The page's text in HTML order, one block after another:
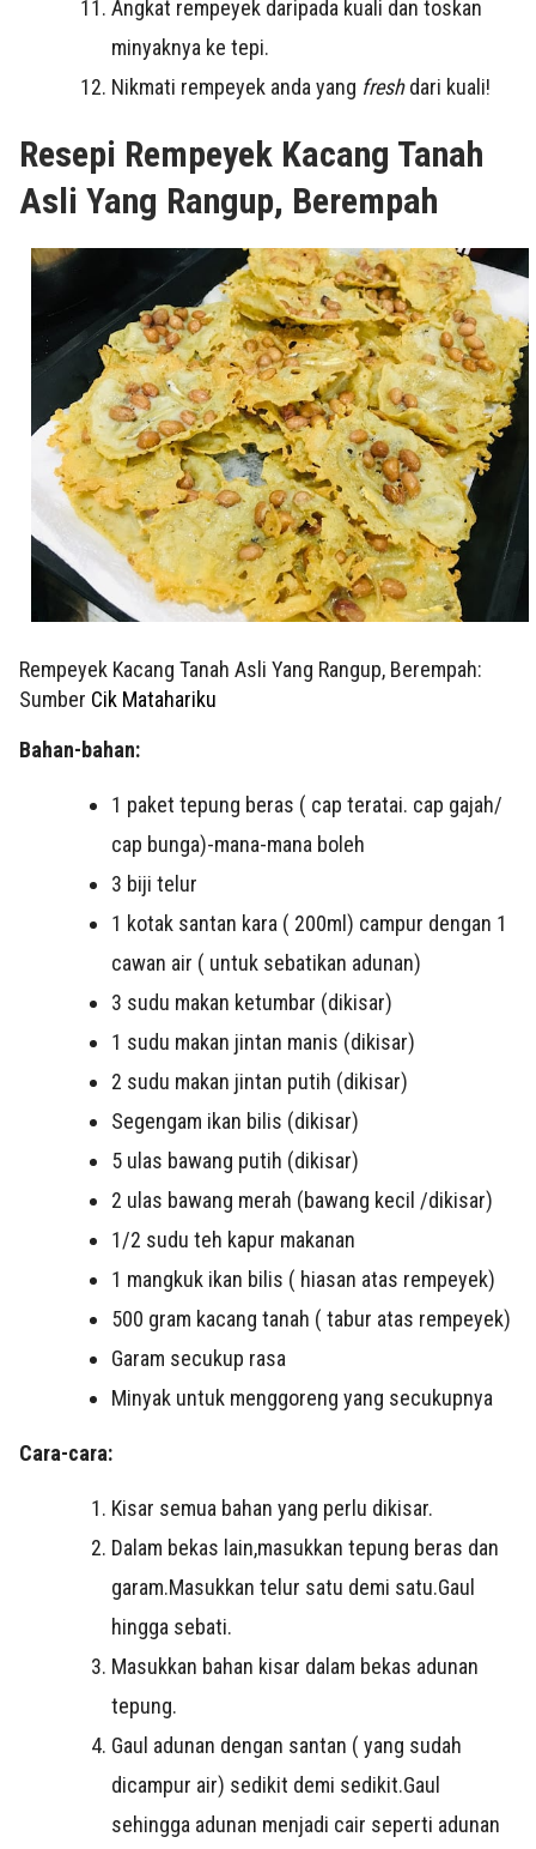
Angkat rempeyek daripada kuali dan toskan
minyaknya ke tepi.
Nikmati rempeyek anda yang freshdari kuali!
Resepi Rempeyek Kacang Tanah
Asli Yang Rangup, Berempah
Rempeyek Kacang Tanah Asli Yang Rangup, Berempah:
Sumber Cik Matahariku
Bahan-bahan:
1 paket tepung beras ( cap teratai. cap gajah/
cap bunga)-mana-mana boleh
3 biji telur
1 kotak santan kara ( 200ml) campur dengan 1
cawan air ( untuk sebatikan adunan)
3 sudu makan ketumbar (dikisar)
1 sudu makan jintan manis (dikisar)
2 sudu makan jintan putih (dikisar)
Segengam ikan bilis (dikisar)
5 ulas bawang putih (dikisar)
2 ulas bawang merah (bawang kecil /dikisar)
1/2 sudu teh kapur makanan
1 mangkuk ikan bilis ( hiasan atas rempeyek)
500 gram kacang tanah ( tabur atas rempeyek)
Garam secukup rasa
Minyak untuk menggoreng yang secukupnya
Cara-cara:
Kisar semua bahan yang perlu dikisar.
Dalam bekas lain,masukkan tepung beras dan
garam.Masukkan telur satu demi satu.Gaul
hingga sebati.
Masukkan bahan kisar dalam bekas adunan
tepung.
Gaul adunan dengan santan ( yang sudah
dicampur air) sedikit demi sedikit.Gaul
sehingga adunan menjadi cair seperti adunan